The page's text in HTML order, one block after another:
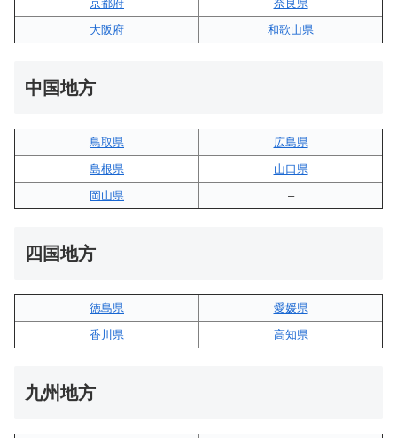
京都府
奈良県
大阪府
和歌山県
中国地方
鳥取県
広島県
島根県
山口県
岡山県
–
四国地方
徳島県
愛媛県
香川県
高知県
九州地方